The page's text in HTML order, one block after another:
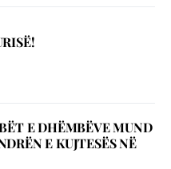
E DHËMBËVE MUND
E KUJTESËS NË